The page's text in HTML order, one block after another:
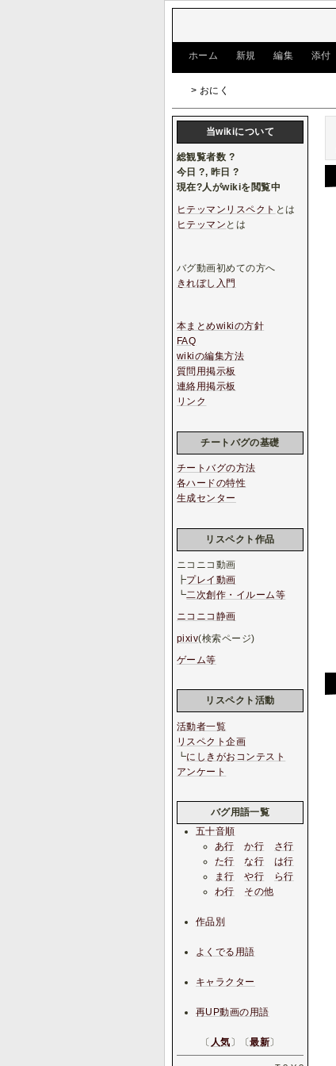
ホーム 新規 編集 添付
> おにく
当wikiについて
総観覧者数 ?
今日?, 昨日?
現在?人がwikiを閲覧中
ヒテッマンリスペクト とは
ヒテッマン とは
バグ動画初めての方へ
きれぼし入門
本まとめwikiの方針
FAQ
wikiの編集方法
質問用掲示板
連絡用掲示板
リンク
チートバグの基礎
チートバグの方法
各ハードの特性
生成センター
リスペクト作品
ニコニコ動画
┣プレイ動画
┗二次創作・イルーム等
ニコニコ静画
pixiv(検索ページ)
ゲーム等
リスペクト活動
活動者一覧
リスペクト企画
┗にしきがおコンテスト
アンケート
バグ用語一覧
五十音順
あ行
か行
さ行
た行
な行
は行
ま行
や行
ら行
わ行
その他
作品別
よくでる用語
キャラクター
再UP動画の用語
〔 人気 〕〔最新〕